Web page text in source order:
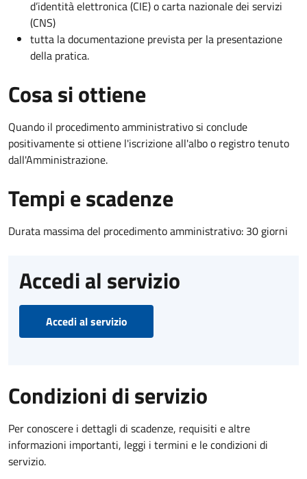
d’identità elettronica (CIE) o carta nazionale dei servizi
(CNS)
tutta la documentazione prevista per la presentazione
della pratica.
Cosa si ottiene
Quando il procedimento amministrativo si conclude
positivamente si ottiene l'iscrizione all'albo o registro tenuto
dall'Amministrazione.
Tempi e scadenze
Durata massima del procedimento amministrativo: 30 giorni
Accedi al servizio
Accedi al servizio
Condizioni di servizio
Per conoscere i dettagli di scadenze, requisiti e altre
informazioni importanti, leggi i termini e le condizioni di
servizio.